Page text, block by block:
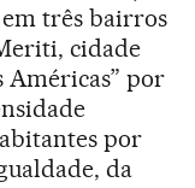
três bairros
cidade
Américas” por
por
da